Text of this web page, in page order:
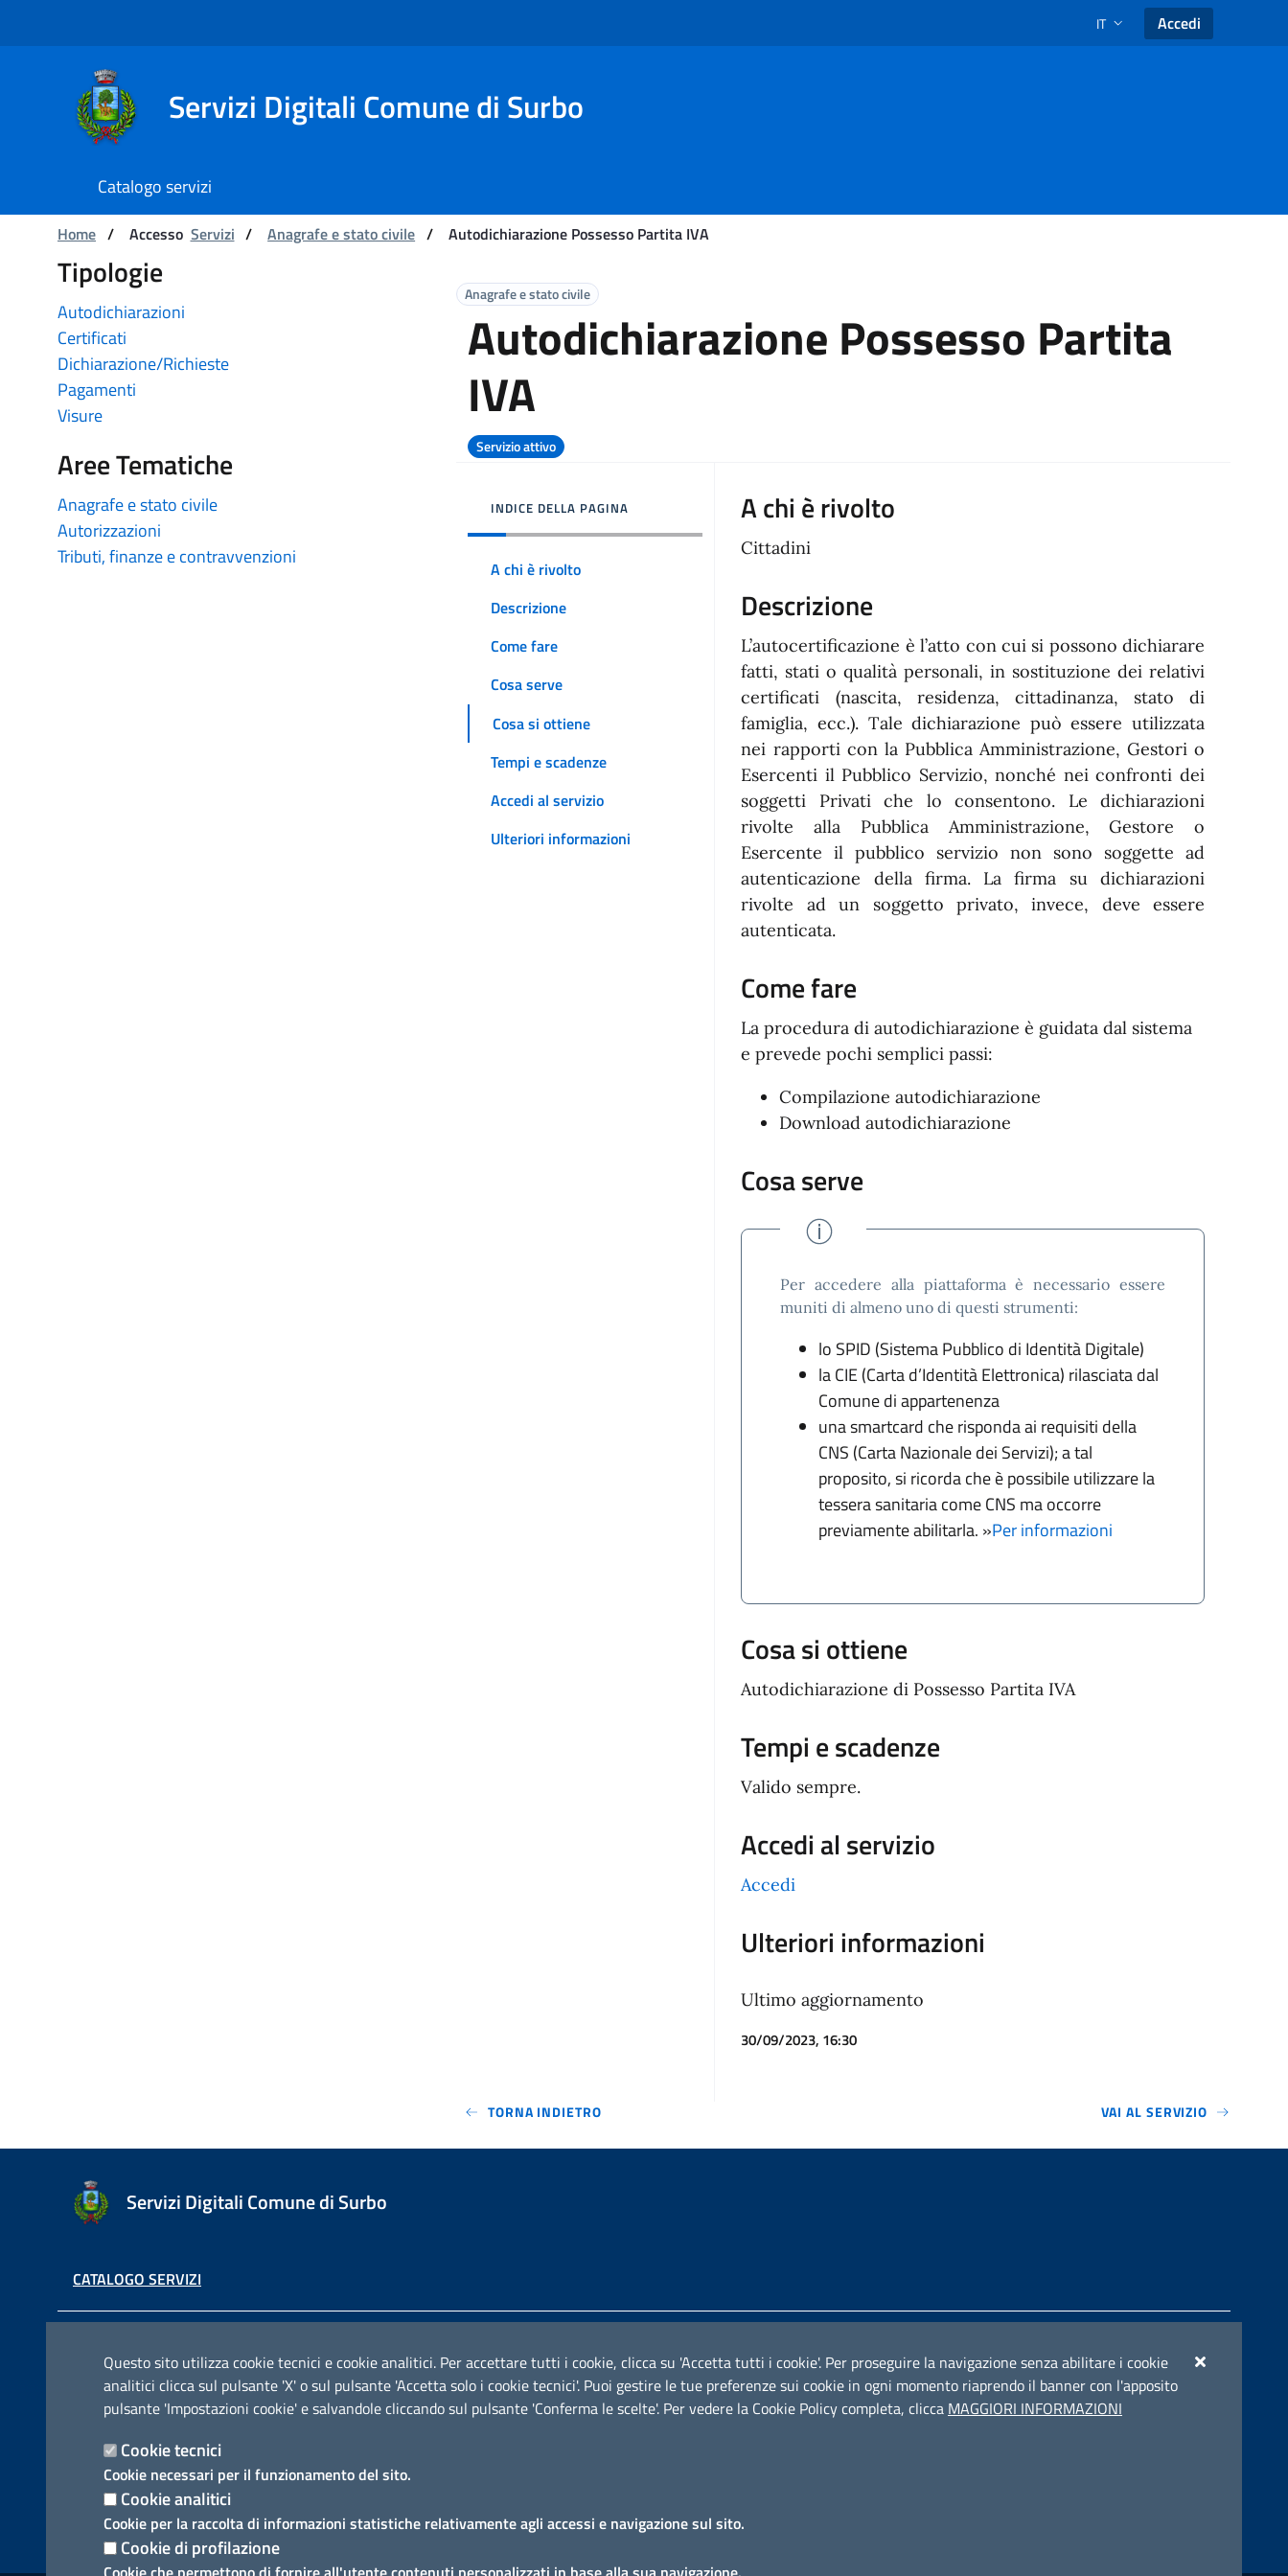
Navigazione
Questo sito utilizza cookie tecnici e cookie analitici. Per accettare tutti i cookie, clicca su 'Accetta tutti i cookie'. Per proseguire la navigazione senza abilitare i cookie
analitici clicca sul pulsante 'X' o sul pulsante 'Accetta solo i cookie tecnici'. Puoi gestire le tue preferenze sui cookie in ogni momento riaprendo il banner con l'apposito
pulsante 'Impostazioni cookie' e salvandole cliccando sul pulsante 'Conferma le scelte'. Per vedere la Cookie Policy completa, clicca MAGGIORI INFORMAZIONI
Cookie tecnici
Cookie necessari per il funzionamento del sito.
Cookie analitici
Cookie per la raccolta di informazioni statistiche relativamente agli accessi e navigazione sul sito.
Cookie di profilazione
SELEZIONE LINGUA: LINGUA
IT Accedi
Servizi Digitali Comune di Surbo
Catalogo servizi
Catalogo servizi
Ti trovi in:
Home / Accesso Servizi / Anagrafe e stato civile / Autodichiarazione Possesso Partita IVA
Tipologie
Autodichiarazioni
Certificati
Dichiarazione/Richieste
Pagamenti
Visure
Aree Tematiche
Anagrafe e stato civile
Autorizzazioni
Tributi, finanze e contravvenzioni
Anagrafe e stato civile
Autodichiarazione Possesso Partita
IVA
Servizio attivo
INDICE DELLA PAGINA
A chi è rivolto
Descrizione
Come fare
Cosa serve
Cosa si ottiene
Tempi e scadenze
Accedi al servizio
Ulteriori informazioni
A chi è rivolto
Cittadini
Descrizione
L’autocertificazione è l’atto con cui si possono dichiarare
fatti, stati o qualità personali, in sostituzione dei relativi
certificati (nascita, residenza, cittadinanza, stato di
famiglia, ecc.). Tale dichiarazione può essere utilizzata
nei rapporti con la Pubblica Amministrazione, Gestori o
Esercenti il Pubblico Servizio, nonché nei confronti dei
soggetti Privati che lo consentono. Le dichiarazioni
rivolte alla Pubblica Amministrazione, Gestore o
Esercente il pubblico servizio non sono soggette ad
autenticazione della firma. La firma su dichiarazioni
rivolte ad un soggetto privato, invece, deve essere
autenticata.
Come fare
La procedura di autodichiarazione è guidata dal sistema
e prevede pochi semplici passi:
Compilazione autodichiarazione
Download autodichiarazione
Cosa serve
Per accedere alla piattaforma è necessario essere
muniti di almeno uno di questi strumenti:
lo SPID (Sistema Pubblico di Identità Digitale)
la CIE (Carta d’Identità Elettronica) rilasciata dal
Comune di appartenenza
una smartcard che risponda ai requisiti della
CNS (Carta Nazionale dei Servizi); a tal
proposito, si ricorda che è possibile utilizzare la
tessera sanitaria come CNS ma occorre
previamente abilitarla. »Per informazioni
Cosa si ottiene
Autodichiarazione di Possesso Partita IVA
Tempi e scadenze
Valido sempre.
Accedi al servizio
Accedi
Ulteriori informazioni
Ultimo aggiornamento
30/09/2023, 16:30
TORNA INDIETRO VAI AL SERVIZIO
Servizi Digitali Comune di Surbo
CATALOGO SERVIZI
Contatti e indirizzi
Via Pisanelli, 23, 73010 Surbo ( Le )
Codice fiscale / P. IVA: 01862180757
Telefono: 0832 360800
Fax: 0832 360821
Email: comunesurbo@pec.it
Posta Elettronica Certificata: comunesurbo@pec.it